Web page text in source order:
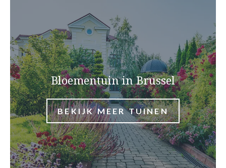
Bloementuin in Brussel
BEKIJK MEER TUINEN